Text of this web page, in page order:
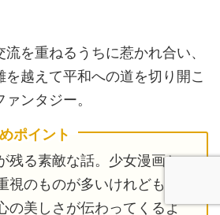
を重ねるうちに惹かれ合い、
越えて平和への道を切り開こ
ンタジー。
ポイント
残る素敵な話。少女漫画と
視のものが多いけれども、
の美しさが伝わってくるよ